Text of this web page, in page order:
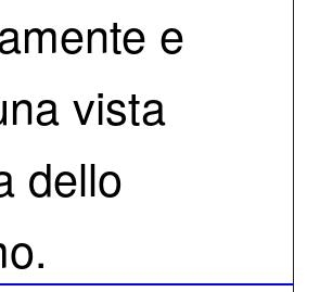
e
vista
dello